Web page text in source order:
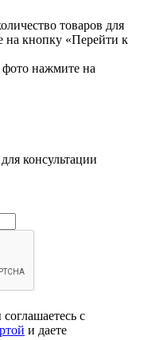
товаров для
кнопку «Перейти к
нажмите на
консультации
с
и даете